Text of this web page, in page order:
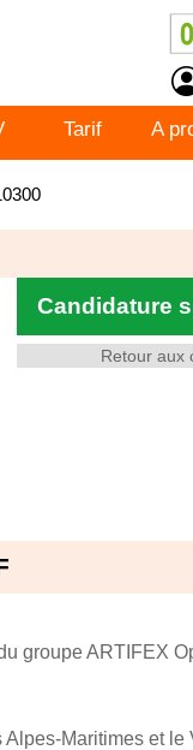
Tarif A
Retour aux
Candidature
groupe ARTIFEX
Maritimes et le